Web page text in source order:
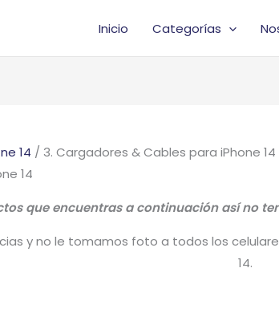
Inicio Categorías
14 / 3. Cargadores & Cables para iPhone 14
14
que encuentras a continuación así no
y no le tomamos foto a todos los
14.